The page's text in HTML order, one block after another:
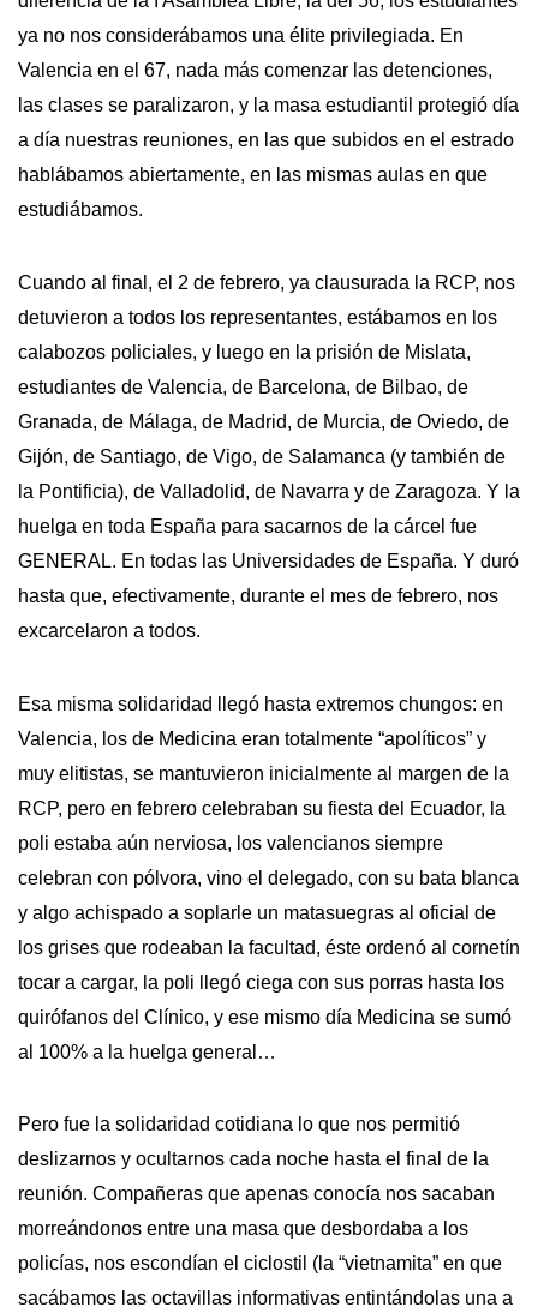
ya no nos considerábamos una élite privilegiada. En
Valencia en el 67, nada más comenzar las detenciones,
las clases se paralizaron, y la masa estudiantil protegió día
a día nuestras reuniones, en las que subidos en el estrado
hablábamos abiertamente, en las mismas aulas en que
estudiábamos.
Cuando al final, el 2 de febrero, ya clausurada la RCP, nos
detuvieron a todos los representantes, estábamos en los
calabozos policiales, y luego en la prisión de Mislata,
estudiantes de Valencia, de Barcelona, de Bilbao, de
Granada, de Málaga, de Madrid, de Murcia, de Oviedo, de
Gijón, de Santiago, de Vigo, de Salamanca (y también de
la Pontificia), de Valladolid, de Navarra y de Zaragoza. Y la
huelga en toda España para sacarnos de la cárcel fue
GENERAL. En todas las Universidades de España. Y duró
hasta que, efectivamente, durante el mes de febrero, nos
excarcelaron a todos.
Esa misma solidaridad llegó hasta extremos chungos: en
Valencia, los de Medicina eran totalmente “apolíticos” y
muy elitistas, se mantuvieron inicialmente al margen de la
RCP, pero en febrero celebraban su fiesta del Ecuador, la
poli estaba aún nerviosa, los valencianos siempre
celebran con pólvora, vino el delegado, con su bata blanca
y algo achispado a soplarle un matasuegras al oficial de
los grises que rodeaban la facultad, éste ordenó al cornetín
tocar a cargar, la poli llegó ciega con sus porras hasta los
quirófanos del Clínico, y ese mismo día Medicina se sumó
al 100% a la huelga general…
Pero fue la solidaridad cotidiana lo que nos permitió
deslizarnos y ocultarnos cada noche hasta el final de la
reunión. Compañeras que apenas conocía nos sacaban
morreándonos entre una masa que desbordaba a los
policías, nos escondían el ciclostil (la “vietnamita” en que
sacábamos las octavillas informativas entintándolas una a